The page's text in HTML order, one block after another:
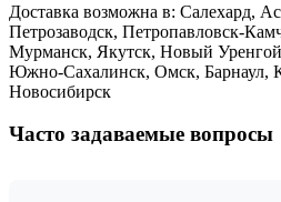
Доставка возможна в: Салехард,
Петрозаводск, Петропавловск-
Мурманск, Якутск, Новый
Южно-Сахалинск, Омск, Барнаул,
Новосибирск
Часто задаваемые вопросы